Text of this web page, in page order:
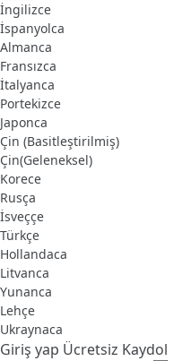
İngilizce
İspanyolca
Almanca
Fransızca
İtalyanca
Portekizce
Japonca
Çin (Basitleştirilmiş)
Çin(Geleneksel)
Korece
Rusça
İsveççe
Türkçe
Hollandaca
Litvanca
Yunanca
Lehçe
Ukraynaca
Giriş yap Ücretsiz Kaydol